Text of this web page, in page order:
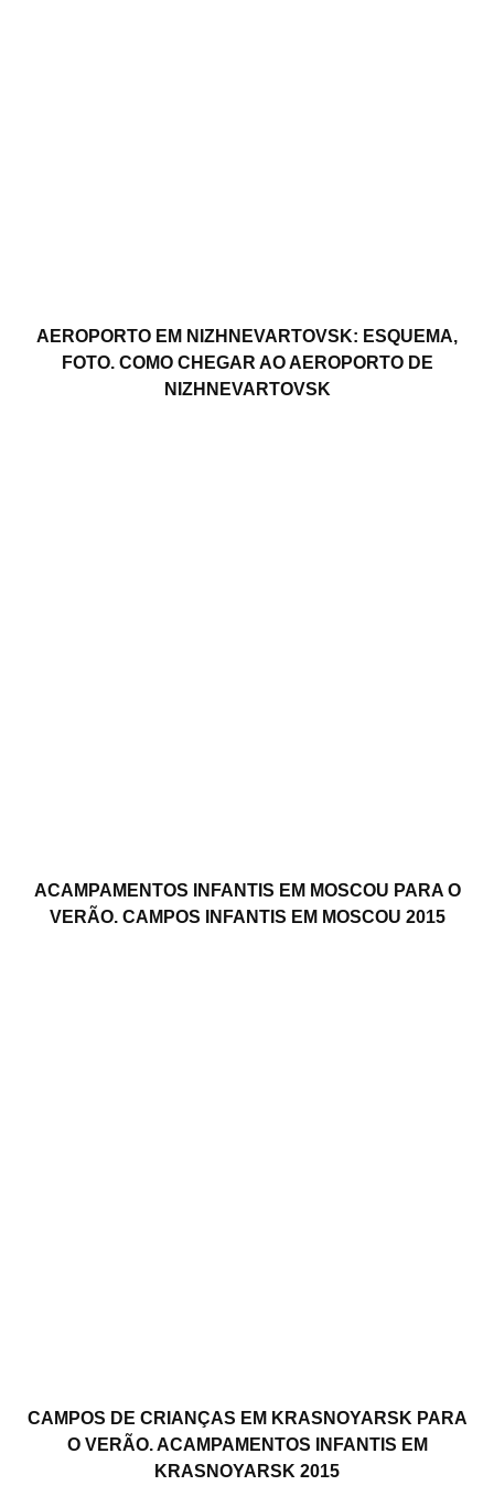
AEROPORTO EM NIZHNEVARTOVSK: ESQUEMA,
FOTO. COMO CHEGAR AO AEROPORTO DE
NIZHNEVARTOVSK
ACAMPAMENTOS INFANTIS EM MOSCOU PARA O
VERÃO. CAMPOS INFANTIS EM MOSCOU 2015
CAMPOS DE CRIANÇAS EM KRASNOYARSK PARA
O VERÃO. ACAMPAMENTOS INFANTIS EM
KRASNOYARSK 2015